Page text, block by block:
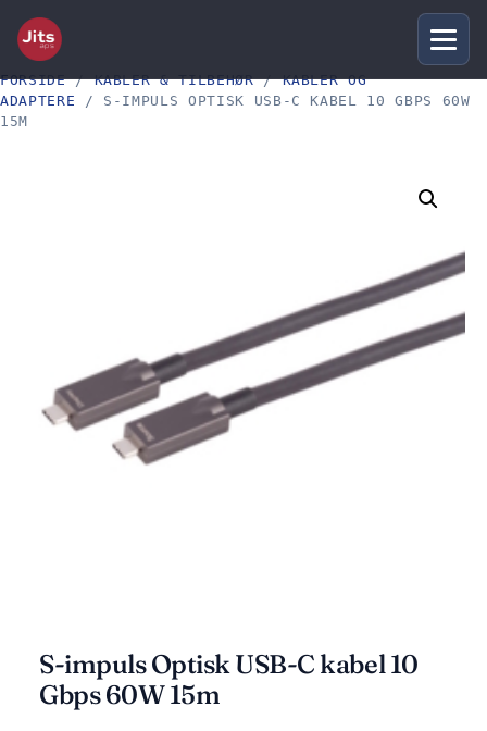
FORSIDE/KABLER & TILBEHØR/KABLER OG
ADAPTERE / S-IMPULS OPTISK USB-C KABEL 10 GBPS 60W
15M
S-impuls Optisk USB-C kabel 10
Gbps 60W 15m